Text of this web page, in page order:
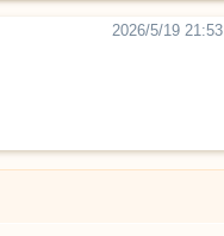
2026/5/19 21:53